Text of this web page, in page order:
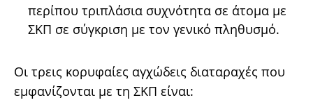
περίπου τριπλάσια συχνότητα σε άτομα με
ΣΚΠ σε σύγκριση με τον γενικό πληθυσμό.
Οι τρεις κορυφαίες αγχώδεις διαταραχές που
εμφανίζονται με τη ΣΚΠ είναι: